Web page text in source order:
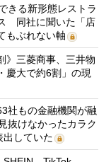
きる新形態レストラ
同社に聞いた「店
もぶれない軸
》三菱商事、三井物
慶大で約6割」の現
社もの金融機関が融
抜けなかったカラク
していた